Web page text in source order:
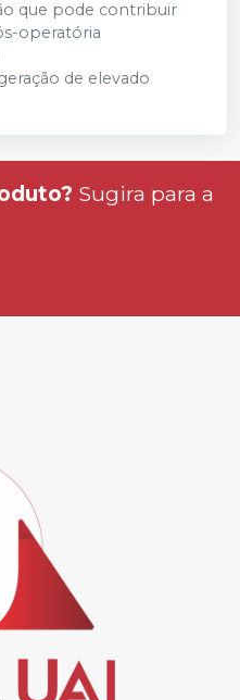
que pode contribuir
operatória
de elevado
Sugira para a